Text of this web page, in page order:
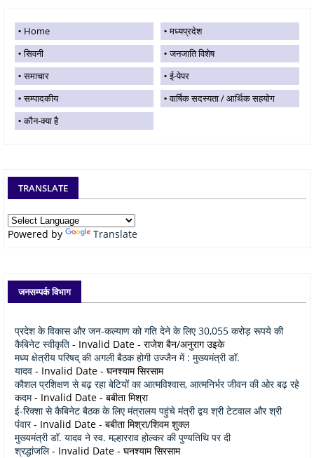
Home
मध्यप्रदेश
सिवनी
जनजाति विशेष
समाचार
ई-पेपर
सम्पादकीय
वार्षिक सदस्यता / आर्थिक सहयोग
कौन-क्या है
TRANSLATE
Powered by Translate
जनसम्पर्क विभाग
प्रदेश के विकास और जन-कल्याण को गति देने के लिए 30,055 करोड़ रूपये की
कैबिनेट स्वीकृति - Invalid Date - राजेश बैन/अनुराग उइके
मध्य क्षेत्रीय परिषद् की अगली बैठक होगी उज्जैन में : मुख्यमंत्री डॉ.
यादव - Invalid Date - घनश्याम सिरसाम
कौशल प्रशिक्षण से बढ़ रहा बेटियों का आत्मविश्वास, आत्मनिर्भर जीवन की ओर बढ़ रहे
कदम- Invalid Date - बबीता मिश्रा
ई-रिक्शा से कैबिनेट बैठक के लिए मंत्रालय पहुंचे मंत्री द्वय श्री टेटवाल और श्री
पंवार- Invalid Date - बबीता मिश्रा/शिवम शुक्ल
मुख्यमंत्री डॉ. यादव ने स्व. मल्हारराव होल्कर की पुण्यतिथि पर दी
श्रद्धांजलि- Invalid Date - घनश्याम सिरसाम